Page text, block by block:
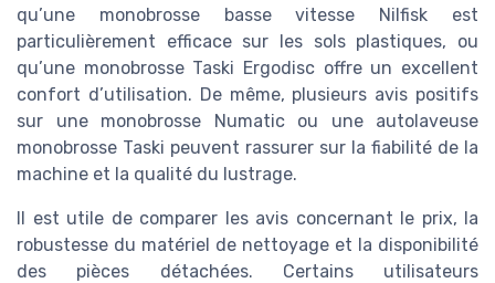
qu’une monobrosse basse vitesse Nilfisk est
particulièrement efficace sur les sols plastiques, ou
qu’une monobrosse Taski Ergodisc offre un excellent
confort d’utilisation. De même, plusieurs avis positifs
sur une monobrosse Numatic ou une autolaveuse
monobrosse Taski peuvent rassurer sur la fiabilité de la
machine et la qualité du lustrage.
Il est utile de comparer les avis concernant le prix, la
robustesse du matériel de nettoyage et la disponibilité
des pièces détachées. Certains utilisateurs